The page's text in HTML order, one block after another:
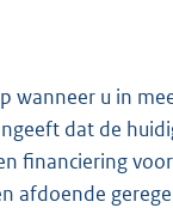
wanneer u in
dat de
financiering
afdoende